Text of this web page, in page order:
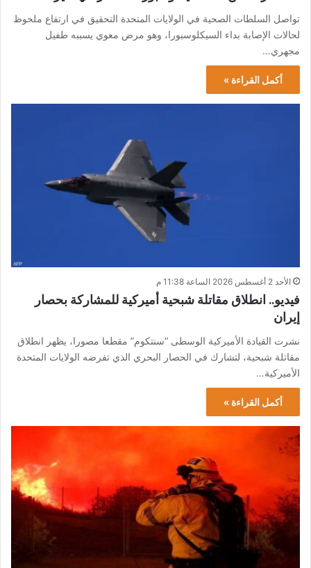
تواصل السلطات الصحية في الولايات المتحدة التحقيق في ارتفاع ملحوظ
لحالات الإصابة بداء السيكلوسبورا، وهو مرض معوي يسببه طفيل
مجهري…
أكمل القراءة »
الأحد 2 أغسطس 2026 الساعة 11:38 م
فيديو.. انطلاق مقاتلة شبحية أميركية للمشاركة بحصار
إيران
نشرت القيادة الأميركية الوسطى “سنتكوم” مقطعا مصورا، يظهر انطلاق
مقاتلة شبحية، لتشارك في الحصار البحري الذي تفرضه الولايات المتحدة
الأميركية…
أكمل القراءة »